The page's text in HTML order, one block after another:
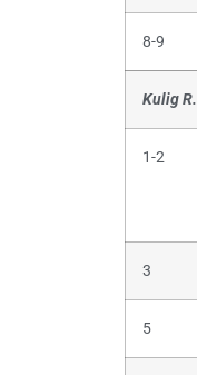
8-9
Kulig R.
1-2
3
5